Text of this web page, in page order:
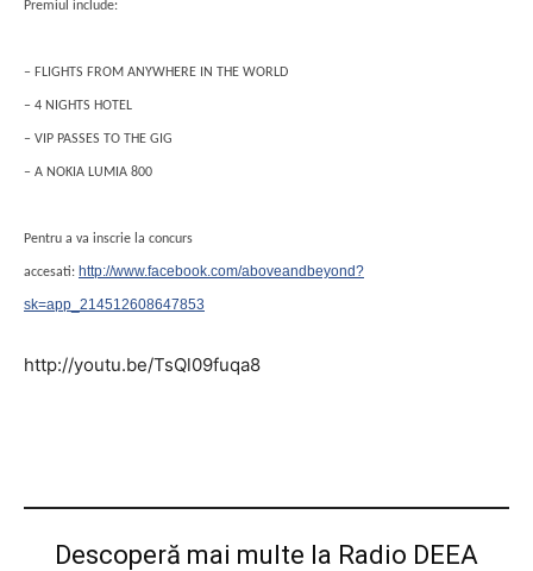
Premiul include:
– FLIGHTS FROM ANYWHERE IN THE WORLD
– 4 NIGHTS HOTEL
– VIP PASSES TO THE GIG
– A NOKIA LUMIA 800
Pentru a va inscrie la concurs
accesati: http://www.facebook.com/aboveandbeyond?
sk=app_214512608647853
http://youtu.be/TsQl09fuqa8
Descoperă mai multe la Radio DEEA